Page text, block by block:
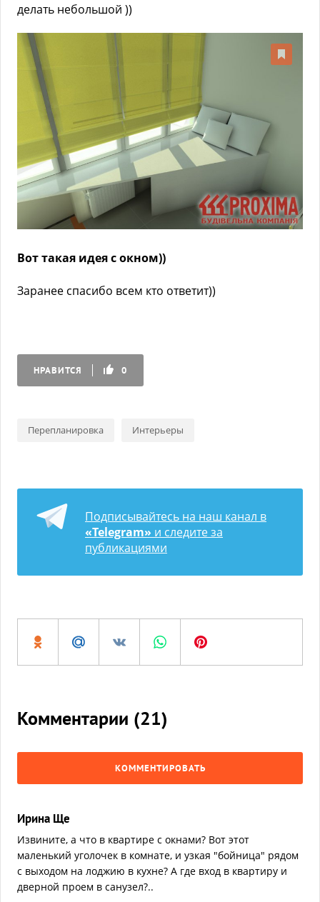
делать небольшой ))
Вот такая идея с окном))
Заранее спасибо всем кто ответит))
НРАВИТСЯ 0
Перепланировка Интерьеры
Подписывайтесь на наш канал в
«Telegram» и следите за
публикациями
Комментарии (21)
КОММЕНТИРОВАТЬ
Ирина Ще
Извините, а что в квартире с окнами? Вот этот
маленький уголочек в комнате, и узкая "бойница" рядом
с выходом на лоджию в кухне? А где вход в квартиру и
дверной проем в санузел?..